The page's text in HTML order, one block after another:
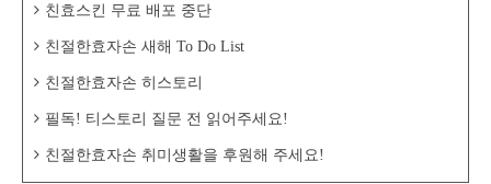
친효스킨 무료 배포 중단
친절한효자손 새해 To Do List
친절한효자손 히스토리
필독! 티스토리 질문 전 읽어주세요!
친절한효자손 취미생활을 후원해 주세요!